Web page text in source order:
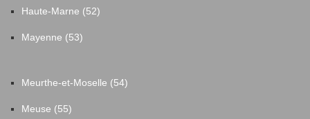
Haute-Marne (52)
Mayenne (53)
Meurthe-et-Moselle (54)
Meuse (55)